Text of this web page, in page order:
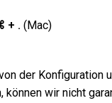
+ . (Mac)
der Konfiguration
wir nicht